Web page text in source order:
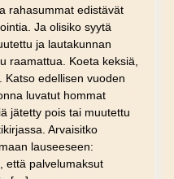
rahasummat edistävät
Ja olisiko syytä
ja lautakunnan
raamattua. Koeta keksiä,
Katso edellisen vuoden
luvatut hommat
jätetty pois tai muutettu
Arvaisitko
lauseeseen:
että palvelumaksut